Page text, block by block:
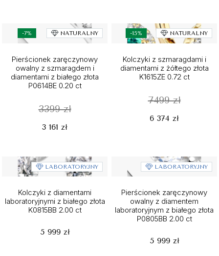
-7% NATURALNY
Pierścionek zaręczynowy
owalny z szmaragdem i
diamentami z białego złota
P0614BE 0.20 ct
3399 zł
3 161 zł
-15% NATURALNY
Kolczyki z szmaragdami i
diamentami z żółtego złota
K1615ZE 0.72 ct
7499 zł
6 374 zł
LABORATORYJNY
Kolczyki z diamentami
laboratoryjnymi z białego złota
K0815BB 2.00 ct
5 999 zł
LABORATORYJNY
Pierścionek zaręczynowy
owalny z diamentem
laboratoryjnym z białego złota
P0805BB 2.00 ct
5 999 zł